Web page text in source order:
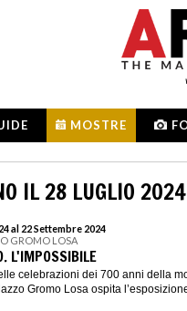
MOSTRE
IL 28 LUGLIO 2024
al 22 Settembre 2024
GROMO LOSA
L'IMPOSSIBILE
celebrazioni dei 700 anni della
Gromo Losa ospita